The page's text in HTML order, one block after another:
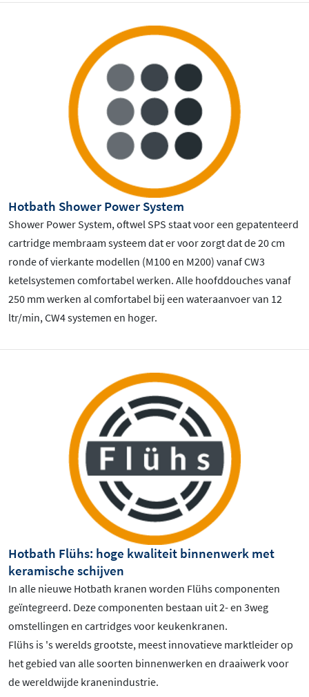
Hotbath Shower Power System
Shower Power System, oftwel SPS staat voor een gepatenteerd
cartridge membraam systeem dat er voor zorgt dat de 20 cm
ronde of vierkante modellen (M100 en M200) vanaf CW3
ketelsystemen comfortabel werken. Alle hoofddouches vanaf
250 mm werken al comfortabel bij een wateraanvoer van 12
ltr/min, CW4 systemen en hoger.
Hotbath Flühs: hoge kwaliteit binnenwerk met
keramische schijven
In alle nieuwe Hotbath kranen worden Flühs componenten
geïntegreerd. Deze componenten bestaan uit 2- en 3weg
omstellingen en cartridges voor keukenkranen.
Flühs is 's werelds grootste, meest innovatieve marktleider op
het gebied van alle soorten binnenwerken en draaiwerk voor
de wereldwijde kranenindustrie.